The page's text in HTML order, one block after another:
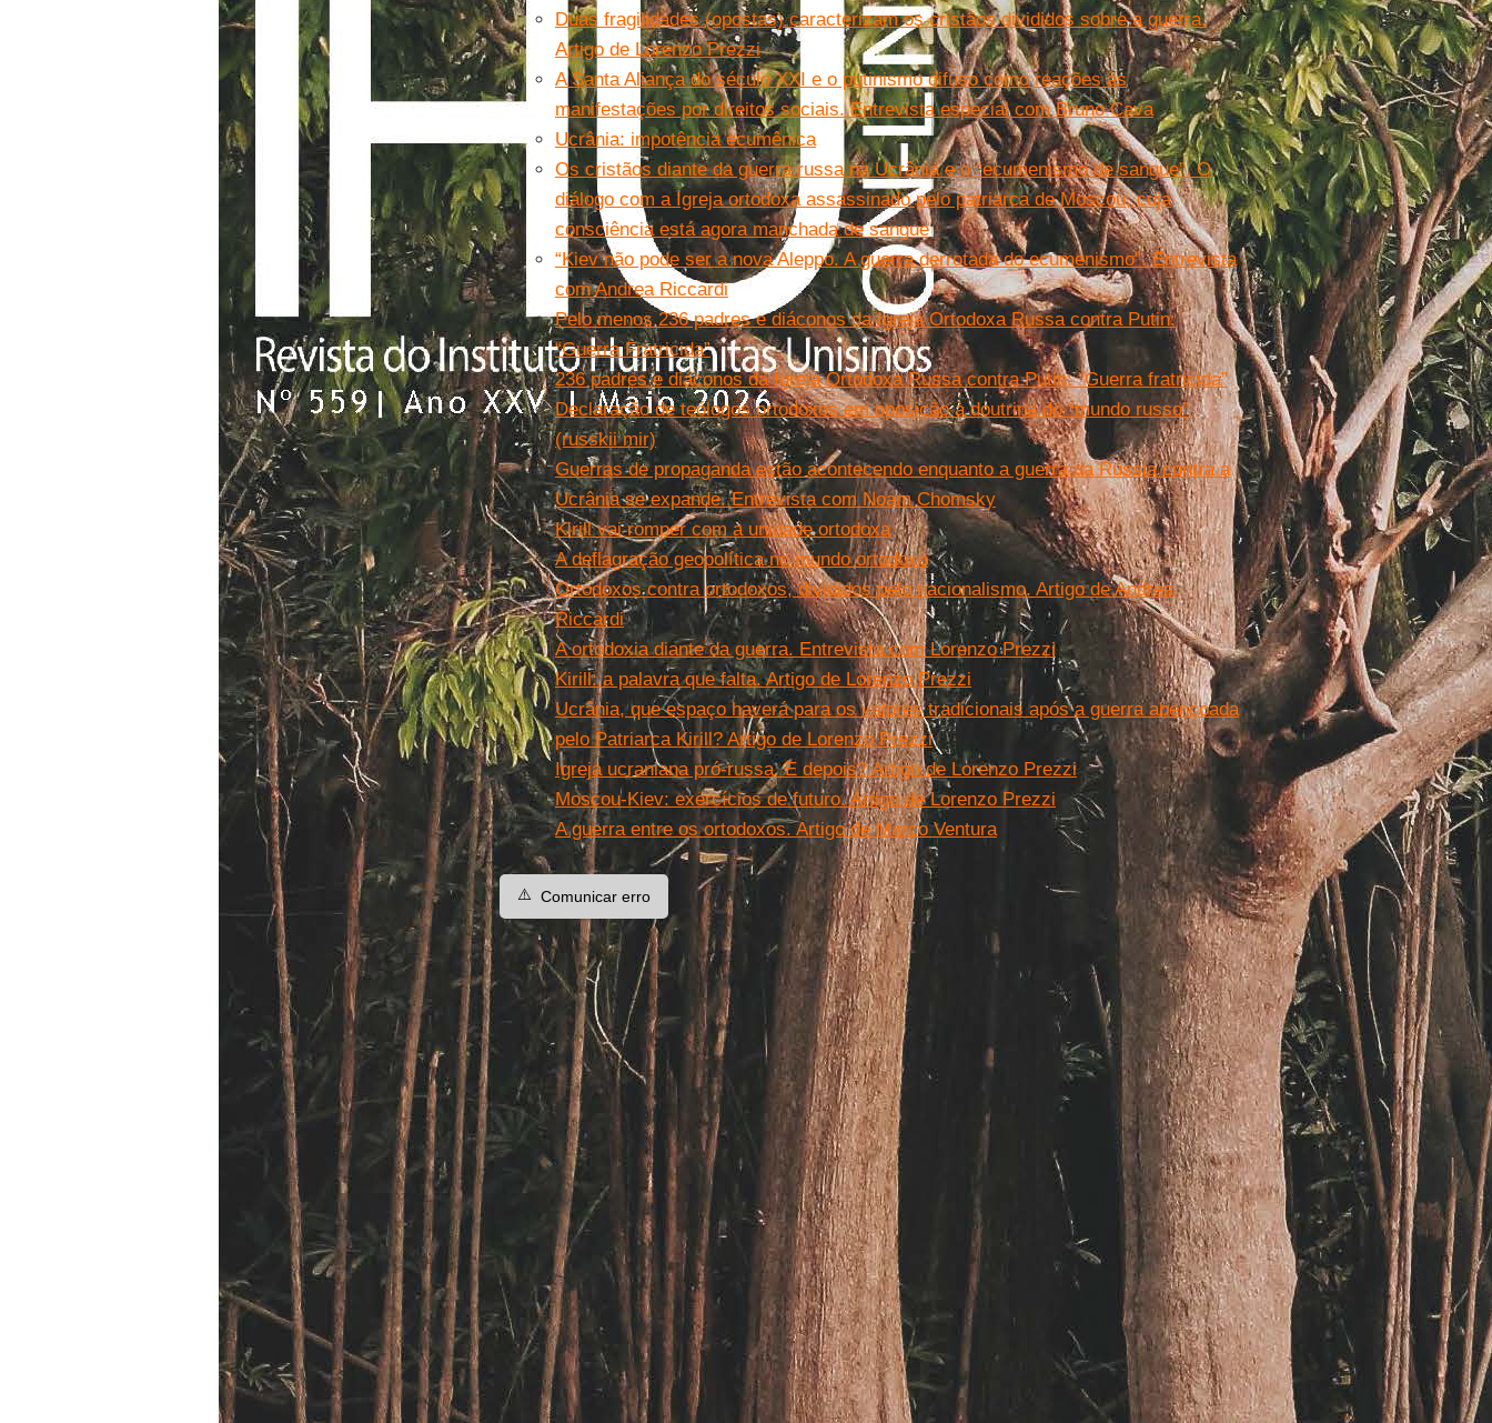
Duas fragilidades (opostas) caracterizam os cristãos divididos sobre a guerra.
Artigo de Lorenzo Prezzi
A Santa Aliança do século XXI e o putinismo difuso como reações às
manifestações por direitos sociais. Entrevista especial com Bruno Cava
Ucrânia: impotência ecumênica
Os cristãos diante da guerra russa na Ucrânia e o “ecumenismo de sangue”. O
diálogo com a Igreja ortodoxa assassinado pelo patriarca de Moscou, cuja
consciência está agora manchada de sangue
“Kiev não pode ser a nova Aleppo. A guerra derrotada do ecumenismo”. Entrevista
com Andrea Riccardi
Pelo menos 236 padres e diáconos da Igreja Ortodoxa Russa contra Putin:
“Guerra Fratricida”
236 padres e diáconos da Igreja Ortodoxa Russa contra Putin: “Guerra fratricida”
Declaração de teólogos ortodoxos em oposição à doutrina do “mundo russo”
(russkii mir)
Guerras de propaganda estão acontecendo enquanto a guerra da Rússia contra a
Ucrânia se expande. Entrevista com Noam Chomsky
Kirill vai romper com a unidade ortodoxa
A deflagração geopolítica no mundo ortodoxo
Ortodoxos contra ortodoxos, divididos pelo nacionalismo. Artigo de Andrea
Riccardi
A ortodoxia diante da guerra. Entrevista com Lorenzo Prezzi
Kirill: a palavra que falta. Artigo de Lorenzo Prezzi
Ucrânia, que espaço haverá para os valores tradicionais após a guerra abençoada
pelo Patriarca Kirill? Artigo de Lorenzo Prezzi
Igreja ucraniana pró-russa. E depois? Artigo de Lorenzo Prezzi
Moscou-Kiev: exercícios de futuro. Artigo de Lorenzo Prezzi
A guerra entre os ortodoxos. Artigo de Marco Ventura
⚠️ Comunicar erro